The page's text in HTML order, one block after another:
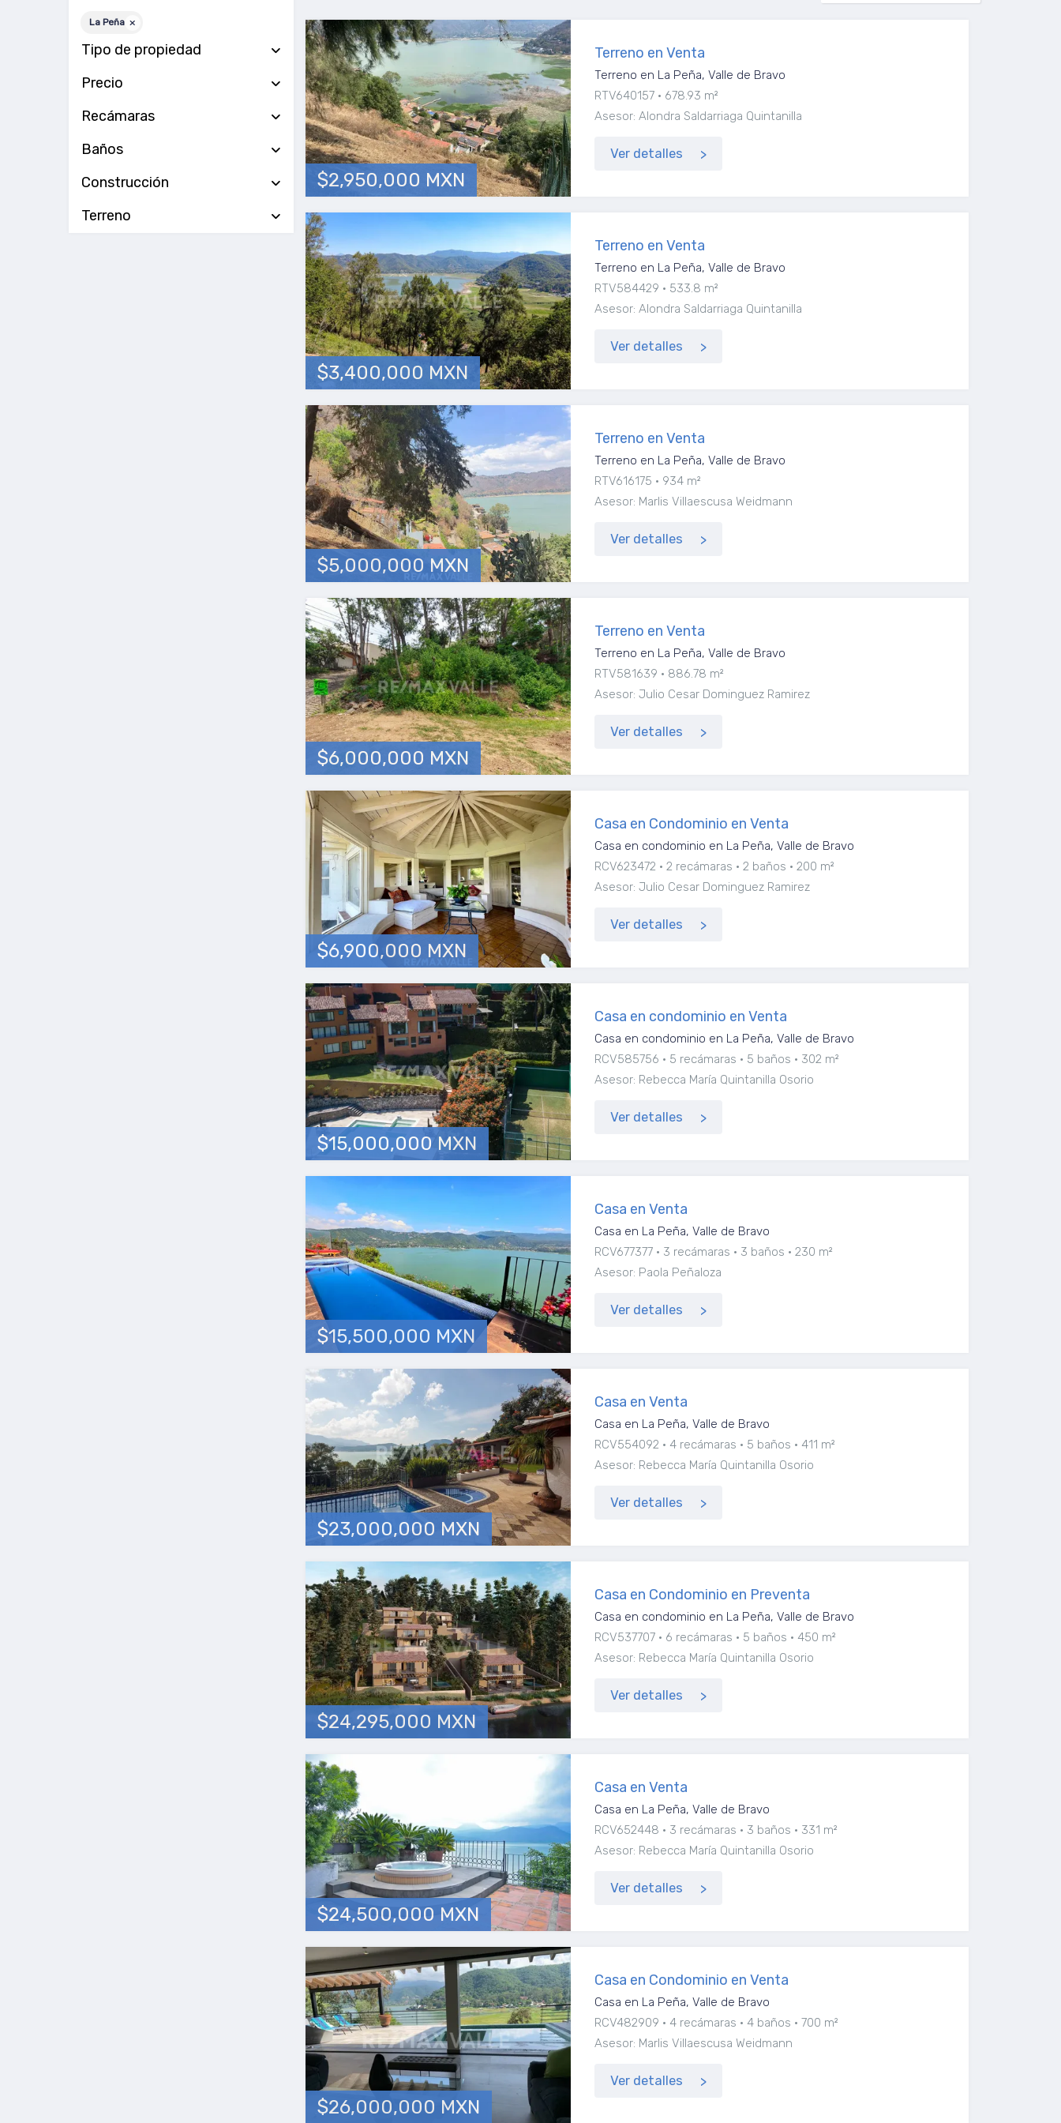
La Peña
Tipo de propiedad
Precio
Recámaras
Baños
Construcción
Terreno
$2,950,000 MXN
Terreno en Venta
Terreno en La Peña, Valle de Bravo
RTV640157
678.93 m²
Asesor: Alondra Saldarriaga Quintanilla
Ver detalles
$3,400,000 MXN
Terreno en Venta
Terreno en La Peña, Valle de Bravo
RTV584429
533.8 m²
Asesor: Alondra Saldarriaga Quintanilla
Ver detalles
$5,000,000 MXN
Terreno en Venta
Terreno en La Peña, Valle de Bravo
RTV616175
934 m²
Asesor: Marlis Villaescusa Weidmann
Ver detalles
$6,000,000 MXN
Terreno en Venta
Terreno en La Peña, Valle de Bravo
RTV581639
886.78 m²
Asesor: Julio Cesar Dominguez Ramirez
Ver detalles
$6,900,000 MXN
Casa en Condominio en Venta
Casa en condominio en La Peña, Valle de Bravo
RCV623472
2 recámaras 2 baños
200 m²
Asesor: Julio Cesar Dominguez Ramirez
Ver detalles
$15,000,000 MXN
Casa en condominio en Venta
Casa en condominio en La Peña, Valle de Bravo
RCV585756
5 recámaras 5 baños
302 m²
Asesor: Rebecca María Quintanilla Osorio
Ver detalles
$15,500,000 MXN
Casa en Venta
Casa en La Peña, Valle de Bravo
RCV677377
3 recámaras 3 baños
230 m²
Asesor: Paola Peñaloza
Ver detalles
$23,000,000 MXN
Casa en Venta
Casa en La Peña, Valle de Bravo
RCV554092
4 recámaras 5 baños
411 m²
Asesor: Rebecca María Quintanilla Osorio
Ver detalles
$24,295,000 MXN
Casa en Condominio en Preventa
Casa en condominio en La Peña, Valle de Bravo
RCV537707
6 recámaras 5 baños
450 m²
Asesor: Rebecca María Quintanilla Osorio
Ver detalles
$24,500,000 MXN
Casa en Venta
Casa en La Peña, Valle de Bravo
RCV652448
3 recámaras 3 baños
331 m²
Asesor: Rebecca María Quintanilla Osorio
Ver detalles
$26,000,000 MXN
Casa en Condominio en Venta
Casa en La Peña, Valle de Bravo
RCV482909
4 recámaras 4 baños
700 m²
Asesor: Marlis Villaescusa Weidmann
Ver detalles